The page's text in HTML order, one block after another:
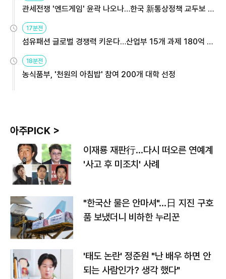
관세전쟁 '엔드게임' 윤곽 나오나…한국 新통상정책 교두보 활
용해야
17분전
섬유패션 글로벌 경쟁력 키운다…산업부 15개 과제 180억 지
원
18분전
농식품부, '천원의 아침밥' 참여 200개 대학 선정
아주PICK >
이재룡 재판行…다시 떠오른 연예계
'사고 후 미조치' 사례
"한국산 물은 안마셔"…日 지진 구호
품 보냈더니 비하한 누리꾼
'태도 논란' 정준원 "난 배우 하면 안
되는 사람인가? 생각 했다"